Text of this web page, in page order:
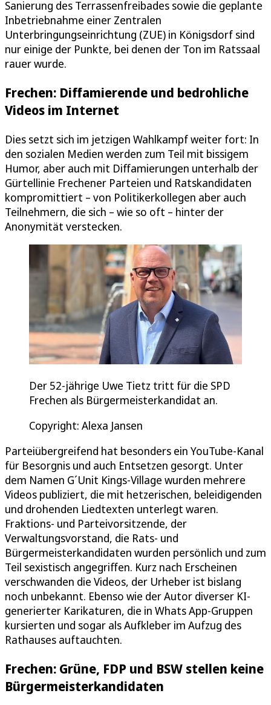
Sanierung des Terrassenfreibades sowie die geplante
Inbetriebnahme einer Zentralen
Unterbringungseinrichtung (ZUE) in Königsdorf sind
nur einige der Punkte, bei denen der Ton im Ratssaal
rauer wurde.
Frechen: Diffamierende und bedrohliche
Videos im Internet
Dies setzt sich im jetzigen Wahlkampf weiter fort: In
den sozialen Medien werden zum Teil mit bissigem
Humor, aber auch mit Diffamierungen unterhalb der
Gürtellinie Frechener Parteien und Ratskandidaten
kompromittiert – von Politikerkollegen aber auch
Teilnehmern, die sich – wie so oft – hinter der
Anonymität verstecken.
Der 52-jährige Uwe Tietz tritt für die SPD
Frechen als Bürgermeisterkandidat an.
Copyright: Alexa Jansen
Parteiübergreifend hat besonders ein YouTube-Kanal
für Besorgnis und auch Entsetzen gesorgt. Unter
dem Namen G´Unit Kings-Village wurden mehrere
Videos publiziert, die mit hetzerischen, beleidigenden
und drohenden Liedtexten unterlegt waren.
Fraktions- und Parteivorsitzende, der
Verwaltungsvorstand, die Rats- und
Bürgermeisterkandidaten wurden persönlich und zum
Teil sexistisch angegriffen. Kurz nach Erscheinen
verschwanden die Videos, der Urheber ist bislang
noch unbekannt. Ebenso wie der Autor diverser KI-
generierter Karikaturen, die in Whats App-Gruppen
kursierten und sogar als Aufkleber im Aufzug des
Rathauses auftauchten.
Frechen: Grüne, FDP und BSW stellen keine
Bürgermeisterkandidaten